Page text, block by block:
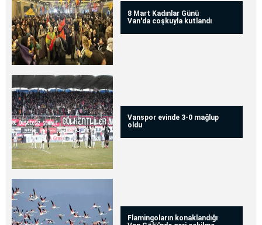
8 Mart Kadınlar Günü
Van'da coşkuyla kutlandı
Vanspor evinde 3-0 mağlup
oldu
Flamingoların konaklandığı